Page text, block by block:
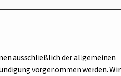
ausschließlich der allgemeinen
vorgenommen werden. Wir